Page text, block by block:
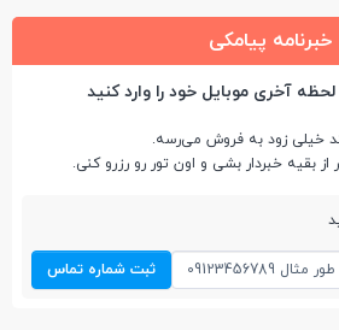
خبرنامه پیامکی
لحظه آخری موبایل خود را وارد کنید
خیلی زود به فروش می‌رسه.
بقیه خبردار بشی و اون تور رو رزرو کنی.
ثبت شماره تماس